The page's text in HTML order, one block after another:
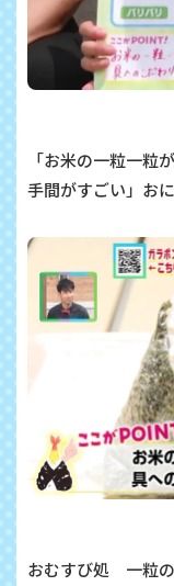
「お米の一粒一粒
手間がすごい」お
おむすび処 一粒